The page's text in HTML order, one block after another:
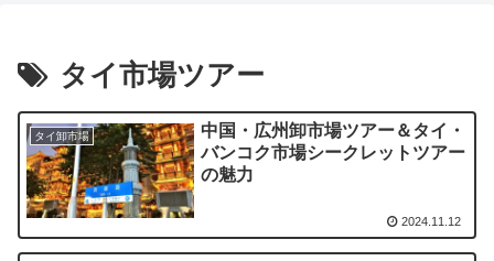
タイ市場ツアー
タイ卸市場
中国・広州卸市場ツアー＆タイ・
バンコク市場シークレットツアー
の魅力
2024.11.12